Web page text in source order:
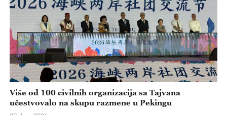
Više od 100 civilnih organizacija sa Tajvana
učestvovalo na skupu razmene u Pekingu